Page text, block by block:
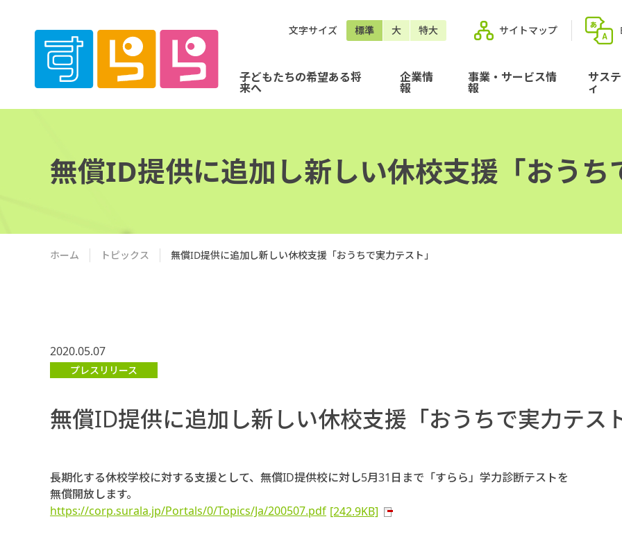
文字サイズ 標準 大 特大 サイトマップ
子どもたちの希望ある将
来へ
企業情
報
事業・サービス情
報
サス
ィ
無償ID提供に追加し新しい休校支援「おうち
ホーム トピックス 無償ID提供に追加し新しい休校支援「おうちで実力テスト」
2020.05.07
プレスリリース
無償ID提供に追加し新しい休校支援「おうちで実力テスト
長期化する休校学校に対する支援として、無償ID提供校に対し5月31日まで「すらら」学力診断テストを
無償開放します。
https://corp.surala.jp/Portals/0/Topics/Ja/200507.pdf [242.9KB]